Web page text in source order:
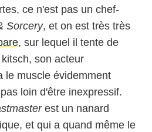
ce n'est pas un chef-
Sorcery, et on est très très
, sur lequel il tente de
son acteur
le muscle évidemment
loin d'être inexpressif.
est un nanard
et qui a quand même le